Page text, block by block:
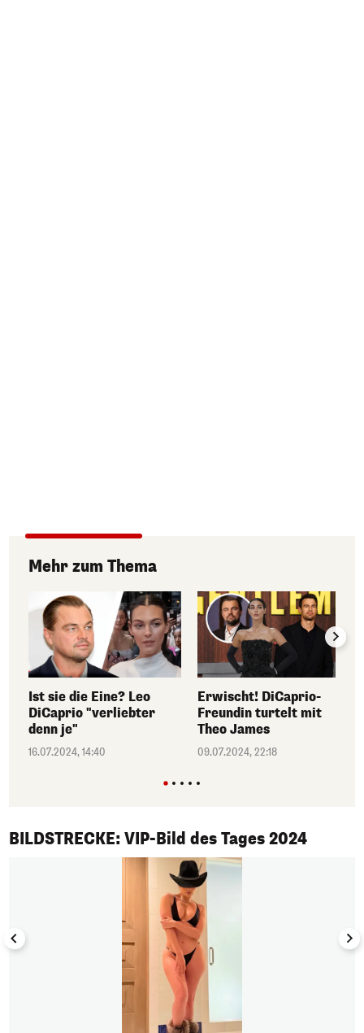
Mehr zum Thema
Ist sie die Eine? Leo
DiCaprio "verliebter
denn je"
16.07.2024, 14:40
Erwischt! DiCaprio-
Freundin turtelt mit
Theo James
09.07.2024, 22:18
BILDSTRECKE: VIP-Bild des Tages 2024
1/50